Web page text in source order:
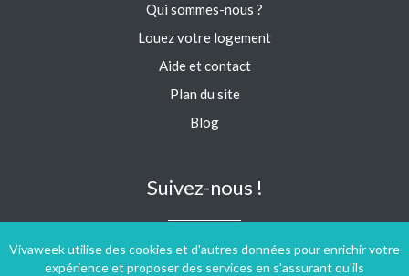
Vivaweek utilise des cookies et d'autres données pour enrichir votre
expérience et proposer des services en s'assurant qu'ils
Qui sommes-nous ?
Louez votre logement
Aide et contact
Plan du site
Blog
Suivez-nous !